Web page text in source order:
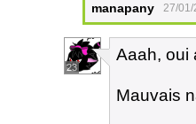
manapany 27/01/
23
Aaah, oui
Mauvais